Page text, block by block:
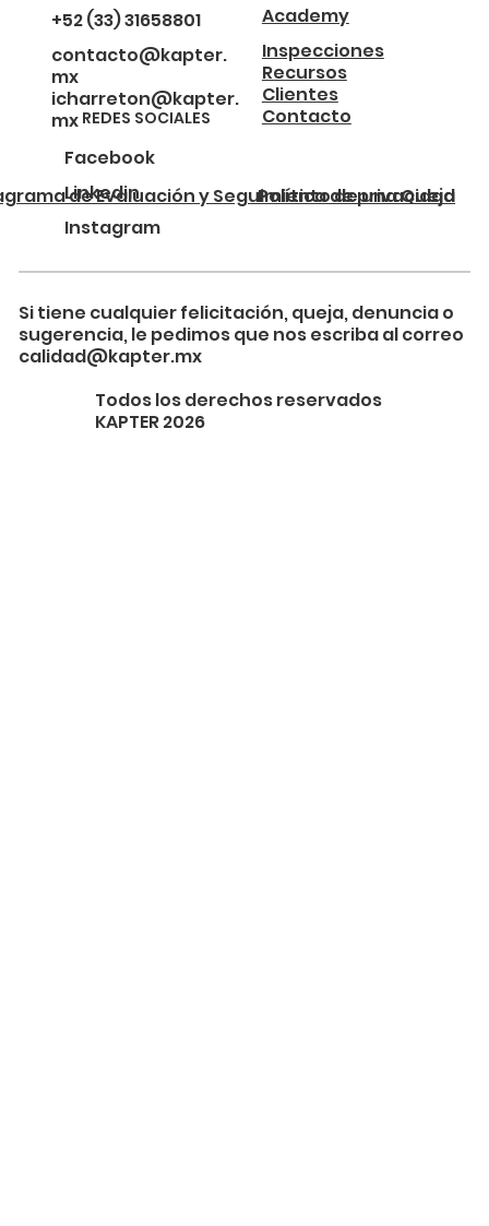
+52 (33) 31658801
contacto@kapter.
mx
icharreton@kapter.
mx
Academy
Inspecciones
Recursos
Clientes
Contacto
REDES SOCIALES
Facebook
Linkedin
Instagram
Política de privacidad
de Evaluación y Seguimiento de una Queja
Si tiene cualquier felicitación, queja, denuncia o
sugerencia, le pedimos que nos escriba al correo
calidad@kapter.mx
Todos los derechos reservados
KAPTER 2026